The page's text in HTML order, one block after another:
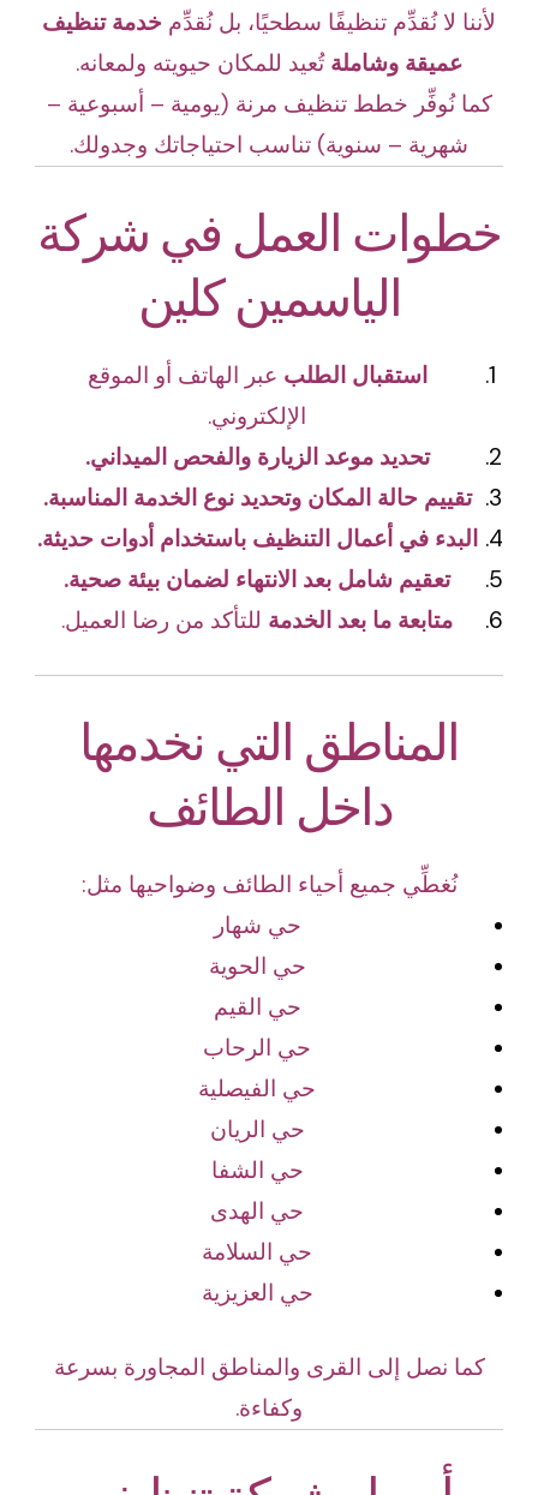
لأننا لا نُقدِّم تنظيفًا سطحيًا، بل نُقدِّم خدمة تنظيف
عميقة وشاملة تُعيد للمكان حيويته ولمعانه.
كما نُوفِّر خطط تنظيف مرنة (يومية – أسبوعية –
شهرية – سنوية) تناسب احتياجاتك وجدولك.
خطوات العمل في شركة
الياسمين كلين
استقبال الطلب عبر الهاتف أو الموقع
الإلكتروني.
تحديد موعد الزيارة والفحص الميداني.
تقييم حالة المكان وتحديد نوع الخدمة المناسبة.
البدء في أعمال التنظيف باستخدام أدوات حديثة.
تعقيم شامل بعد الانتهاء لضمان بيئة صحية.
متابعة ما بعد الخدمة للتأكد من رضا العميل.
المناطق التي نخدمها
داخل الطائف
نُغطِّي جميع أحياء الطائف وضواحيها مثل:
حي شهار
حي الحوية
حي القيم
حي الرحاب
حي الفيصلية
حي الريان
حي الشفا
حي الهدى
حي السلامة
حي العزيزية
كما نصل إلى القرى والمناطق المجاورة بسرعة
وكفاءة.